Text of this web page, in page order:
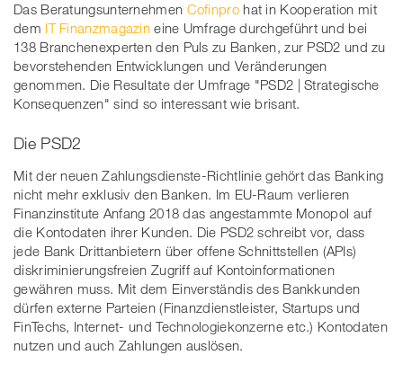
Das Beratungsunternehmen Cofinprohat in Kooperation mit
dem IT Finanzmagazin eine Umfrage durchgeführt und bei
138 Branchenexperten den Puls zu Banken, zur PSD2 und zu
bevorstehenden Entwicklungen und Veränderungen
genommen. Die Resultate der Umfrage "PSD2 | Strategische
Konsequenzen" sind so interessant wie brisant.
Die PSD2
Mit der neuen Zahlungsdienste-Richtlinie gehört das Banking
nicht mehr exklusiv den Banken. Im EU-Raum verlieren
Finanzinstitute Anfang 2018 das angestammte Monopol auf
die Kontodaten ihrer Kunden. Die PSD2 schreibt vor, dass
jede Bank Drittanbietern über offene Schnittstellen (APIs)
diskriminierungsfreien Zugriff auf Kontoinformationen
gewähren muss. Mit dem Einverständis des Bankkunden
dürfen externe Parteien (Finanzdienstleister, Startups und
FinTechs, Internet- und Technologiekonzerne etc.) Kontodaten
nutzen und auch Zahlungen auslösen.